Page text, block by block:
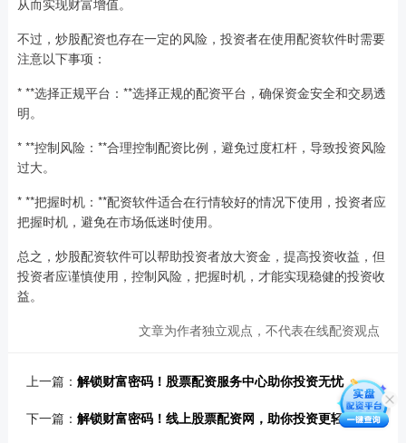
从而实现财富增值。
不过，炒股配资也存在一定的风险，投资者在使用配资软件时需要
注意以下事项：
* **选择正规平台：**选择正规的配资平台，确保资金安全和交易透
明。
* **控制风险：**合理控制配资比例，避免过度杠杆，导致投资风险
过大。
* **把握时机：**配资软件适合在行情较好的情况下使用，投资者应
把握时机，避免在市场低迷时使用。
总之，炒股配资软件可以帮助投资者放大资金，提高投资收益，但
投资者应谨慎使用，控制风险，把握时机，才能实现稳健的投资收
益。
文章为作者独立观点，不代表在线配资观点
上一篇： 解锁财富密码！股票配资服务中心助你投资无忧
下一篇： 解锁财富密码！线上股票配资网，助你投资更轻松